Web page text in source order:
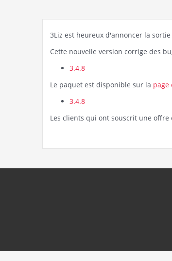
3Liz est heureux d'annoncer la sortie
Cette nouvelle version corrige des
3.4.8
Le paquet est disponible sur la page
3.4.8
Les clients qui ont souscrit une